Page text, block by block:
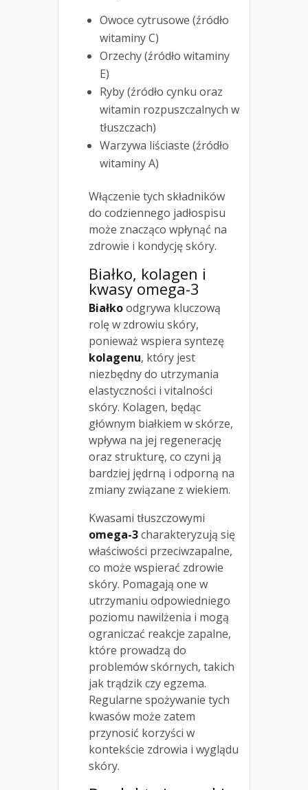
Owoce cytrusowe (źródło
witaminy C)
Orzechy (źródło witaminy
E)
Ryby (źródło cynku oraz
witamin rozpuszczalnych w
tłuszczach)
Warzywa liściaste (źródło
witaminy A)
Włączenie tych składników
do codziennego jadłospisu
może znacząco wpłynąć na
zdrowie i kondycję skóry.
Białko, kolagen i
kwasy omega-3
Białkoodgrywa kluczową
rolę w zdrowiu skóry,
ponieważ wspiera syntezę
kolagenu, który jest
niezbędny do utrzymania
elastyczności i vitalności
skóry. Kolagen, będąc
głównym białkiem w skórze,
wpływa na jej regenerację
oraz strukturę, co czyni ją
bardziej jędrną i odporną na
zmiany związane z wiekiem.
Kwasami tłuszczowymi
omega-3charakteryzują się
właściwości przeciwzapalne,
co może wspierać zdrowie
skóry. Pomagają one w
utrzymaniu odpowiedniego
poziomu nawilżenia i mogą
ograniczać reakcje zapalne,
które prowadzą do
problemów skórnych, takich
jak trądzik czy egzema.
Regularne spożywanie tych
kwasów może zatem
przynosić korzyści w
kontekście zdrowia i wyglądu
skóry.